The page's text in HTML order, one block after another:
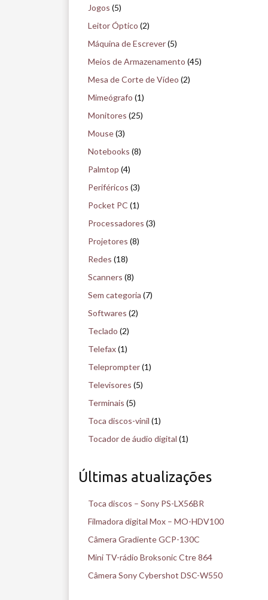
Jogos (5)
Leitor Óptico (2)
Máquina de Escrever(5)
Meios de Armazenamento (45)
Mesa de Corte de Vídeo (2)
Mimeógrafo (1)
Monitores (25)
Mouse(3)
Notebooks (8)
Palmtop (4)
Periféricos (3)
Pocket PC (1)
Processadores (3)
Projetores (8)
Redes (18)
Scanners (8)
Sem categoria (7)
Softwares (2)
Teclado (2)
Telefax(1)
Teleprompter(1)
Televisores (5)
Terminais (5)
Toca discos-vinil (1)
Tocador de áudio digital (1)
Últimas atualizações
Toca discos – Sony PS-LX56BR
Filmadora digital Mox – MO-HDV100
Câmera Gradiente GCP-130C
Mini TV-rádio Broksonic Ctre 864
Câmera Sony Cybershot DSC-W550